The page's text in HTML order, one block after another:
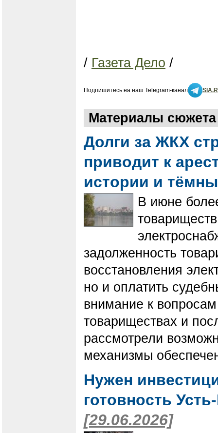
/ Газета Дело /
Подпишитесь на наш Telegram-канал
Материалы
Долги за ЖКХ
приводит к
истории и
В июне
задолженность
восстановления
но и оплатить
внимание к вопросам
товариществах и
рассмотрели
механизмы
Нужен
готовность
[29.06.2026]